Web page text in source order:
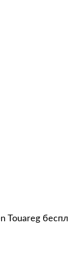
Touareg